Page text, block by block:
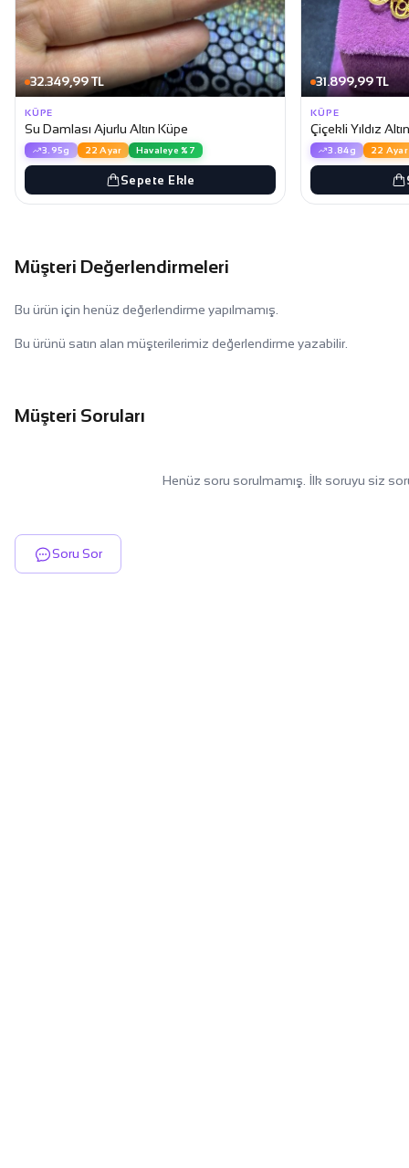
32.349,99 TL
KÜPE
Su Damlası Ajurlu Altın Küpe
3.95g 22 Ayar Havaleye %7
Sepete Ekle
31.899,99 TL
KÜPE
Çiçekli Yıldız
3.84g 22 Ayar
Müşteri Değerlendirmeleri
Bu ürün için henüz değerlendirme yapılmamış.
Bu ürünü satın alan müşterilerimiz değerlendirme yazabilir.
Müşteri Soruları
Henüz soru sorulmamış. İlk soruyu siz
Soru Sor